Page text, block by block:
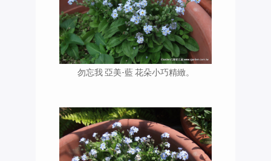
勿忘我 亞美-藍 花朵小巧精緻。